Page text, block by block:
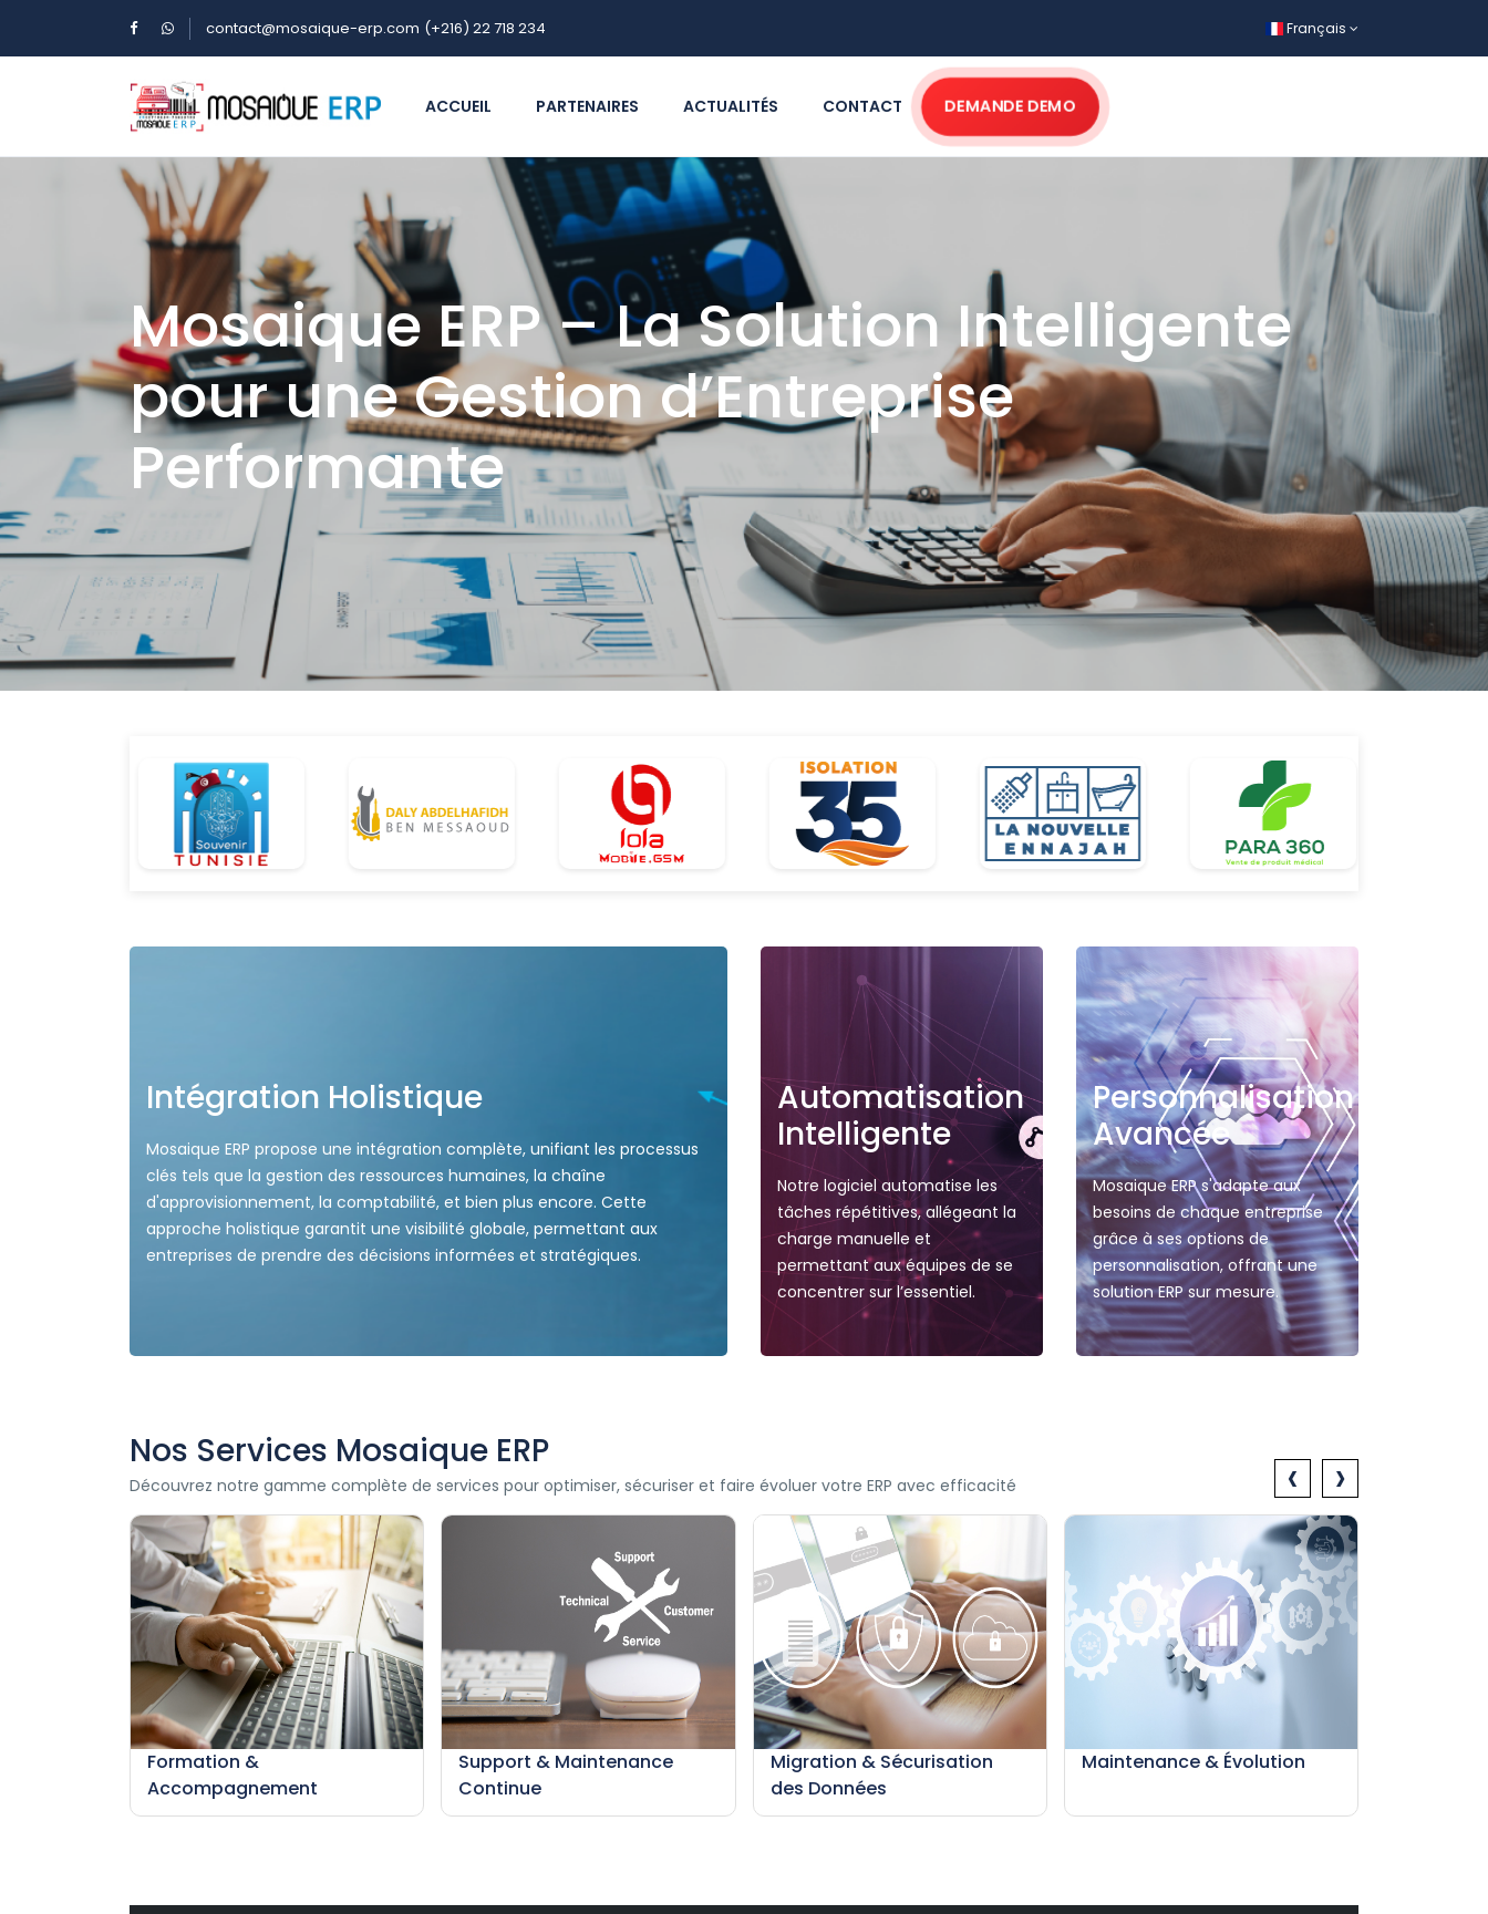
contact@mosaique-erp.com (+216) 22 718 234 Français
ACCUEIL PARTENAIRES ACTUALITÉS CONTACT DEMANDE DEMO
Mosaique ERP – La Solution Intelligente
pour une Gestion d’Entreprise
Performante
Intégration Holistique
Mosaique ERP propose une intégration complète, unifiant les processus
clés tels que la gestion des ressources humaines, la chaîne
d'approvisionnement, la comptabilité, et bien plus encore. Cette
approche holistique garantit une visibilité globale, permettant aux
entreprises de prendre des décisions informées et stratégiques.
Automatisation
Intelligente
Notre logiciel automatise les
tâches répétitives, allégeant la
charge manuelle et
permettant aux équipes de se
concentrer sur l’essentiel.
Personnalisation
Avancée
Mosaique ERP s'adapte aux
besoins de chaque entreprise
grâce à ses options de
personnalisation, offrant une
solution ERP sur mesure.
Nos Services Mosaique ERP
Découvrez notre gamme complète de services pour optimiser, sécuriser et faire évoluer votre ERP avec efficacité
Formation &
Accompagnement
Support & Maintenance
Continue
Migration & Sécurisation
des Données
Maintenance & Évolution
‹ ›